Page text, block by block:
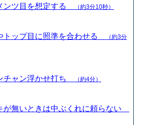
ンツ目を想定する （約3分10秒）
トップ目に照準を合わせる
（約3分
チャン浮かせ打ち （約4分）
が無いときは中ぶくれに頼らない